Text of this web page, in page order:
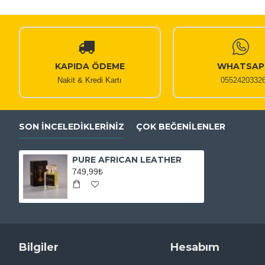
KAPIDA ÖDEME
Nakit & Kredi Kartı
SON İNCELEDIKLERINIZ ÇOK BEĞENILENLER
PURE AFRICAN LEATHER
749,99₺
Bilgiler Hesabım